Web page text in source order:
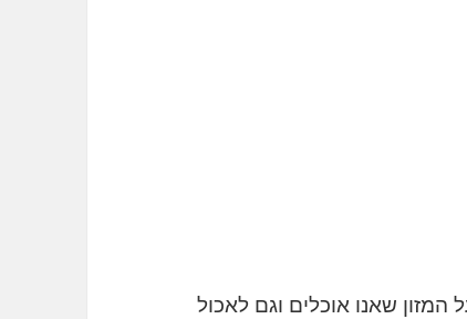
שאנו אוכלים וגם לאכול